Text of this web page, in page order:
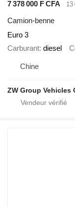
7 378 000 F CFA 13
Camion-benne
Euro 3
Carburant diesel
Chine
ZW Group Vehicles